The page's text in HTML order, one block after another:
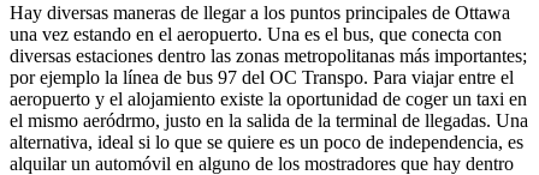
Hay diversas maneras de llegar a los puntos principales de Ottawa
una vez estando en el aeropuerto. Una es el bus, que conecta con
diversas estaciones dentro las zonas metropolitanas más importantes;
por ejemplo la línea de bus 97 del OC Transpo. Para viajar entre el
aeropuerto y el alojamiento existe la oportunidad de coger un taxi en
el mismo aeródrmo, justo en la salida de la terminal de llegadas. Una
alternativa, ideal si lo que se quiere es un poco de independencia, es
alquilar un automóvil en alguno de los mostradores que hay dentro